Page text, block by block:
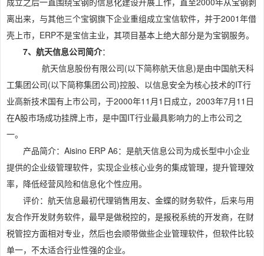
离出来，与其他三个宝钢旗下企业重组成立宝信软件，并于2001年借
壳上市，ERP不是宝信主业，其项目基本上绝大部分是为宝钢服务。
7、航天信息公司简介：
航天信息股份有限公司(以下简称航天信息)是由中国航天科
工集团公司(以下简称集团公司)控股、以信息安全为核心技术的IT行
业高新技术国有上市公司，于2000年11月1日成立，2003年7月11日
在A股市场成功挂牌上市，是中国IT行业最具影响力的上市公司之
一。
产品简介：Aisino ERP A6：是航天信息公司为成长型中小企业
提供的企业级管理软件，实现企业核心业务的集成管理，提升管理效
率，降低经营风险和信息化个性应用。
评价：航天信息最初代理销售用友、金蝶的财务软件，后来与用
友合作开发财务软件，最早是做税控的，是报税系统的开发商，在财
税管控方面相对专业，然后也会顺带做些企业管理软件，但软件比较
单一，不太适合行业性强的企业。